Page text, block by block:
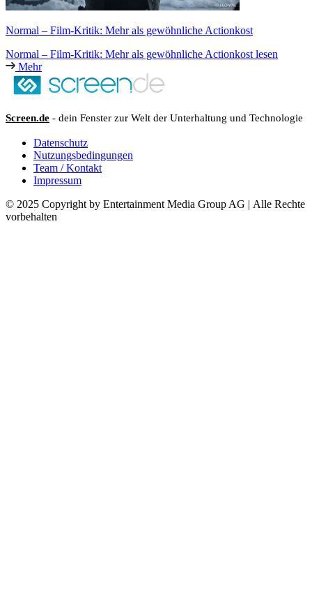
Normal – Film-Kritik: Mehr als gewöhnliche Actionkost
Normal – Film-Kritik: Mehr als gewöhnliche Actionkost lesen
Mehr
Screen.de - dein Fenster zur Welt der Unterhaltung und Technologie
Datenschutz
Nutzungsbedingungen
Team / Kontakt
Impressum
© 2025 Copyright by Entertainment Media Group AG | Alle Rechte
vorbehalten